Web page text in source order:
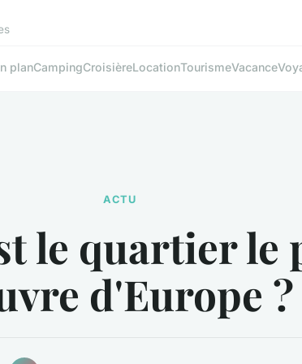
planCampingCroisièreLocationTourismeVacance
ACTU
le quartier le
d'Europe ?